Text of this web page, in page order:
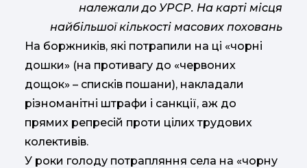
належали до УРСР. На карті місця
найбільшої кількості масових поховань
На боржників, які потрапили на ці «чорні
дошки» (на противагу до «червоних
дощок» – списків пошани), накладали
різноманітні штрафи і санкції, аж до
прямих репресій проти цілих трудових
колективів.
У роки голоду потрапляння села на «чорну